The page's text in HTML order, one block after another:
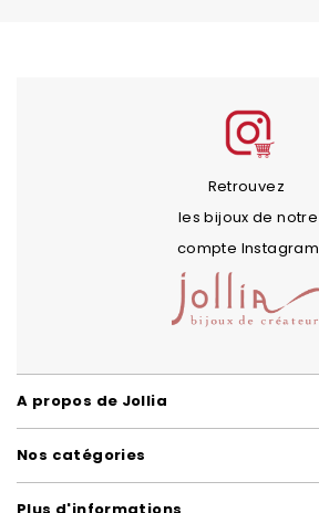
Retrouvez
les bijoux de notre
compte Instagram
A propos de Jollia
Nos catégories